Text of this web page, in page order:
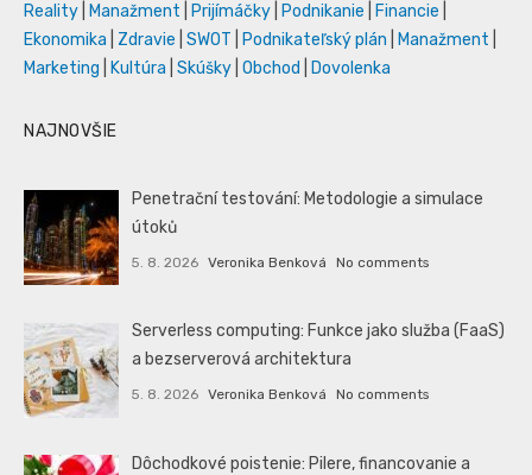
Reality
Manažment Prijímáčky Podnikanie Financie
Ekonomika
Zdravie SWOT Podnikateľský plán Manažment
Marketing
Kultúra Skúšky Obchod Dovolenka
NAJNOVŠIE
Penetrační testování: Metodologie a simulace
útoků
5. 8. 2026 Veronika Benková No comments
Serverless computing: Funkce jako služba (FaaS)
a bezserverová architektura
5. 8. 2026 Veronika Benková No comments
Dôchodkové poistenie: Pilere, financovanie a